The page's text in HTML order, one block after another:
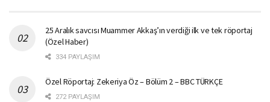
25 Aralık savcısı Muammer Akkaş’ın verdiği ilk ve tek röportaj
(Özel Haber)
334 PAYLAŞIM
Özel Röportaj: Zekeriya Öz – Bölüm 2 – BBC TÜRKÇE
272 PAYLAŞIM